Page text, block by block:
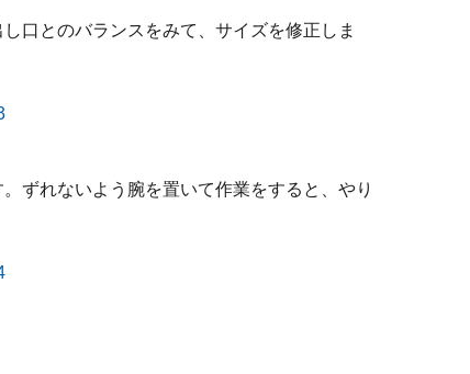
口とのバランスをみて、サイズを修正しま
ずれないよう腕を置いて作業をすると、やり